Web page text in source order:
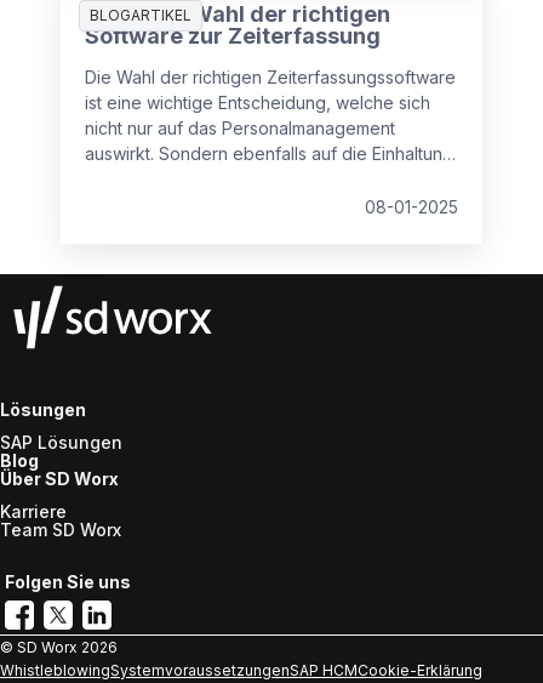
zur Förderung des Wohlbefindens der
Mitarbeiter bergen.
BLOGARTIKEL
Tipps zur Wahl der richtigen
Software zur Zeiterfassung
Die Wahl der richtigen Zeiterfassungssoftware
ist eine wichtige Entscheidung, welche sich
nicht nur auf das Personalmanagement
auswirkt. Sondern ebenfalls auf die Einhaltung
Mitarbeiterzufriedenheit. Deshalb sollten Sie
08-01-2025
Lösungen
SAP Lösungen
Blog
Über SD Worx
Karriere
Team SD Worx
Folgen Sie uns
© SD Worx 2026
WhistleblowingSystemvoraussetzungenSAP HCMCookie-Erklärung